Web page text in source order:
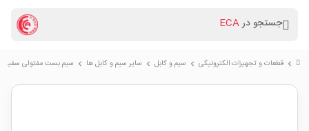
جستجو درECA
chevron_right قطعات و تجهیزات الکترونیکی chevron_right سیم و کابل chevron_right سایر سیم و کابل ها chevron_right سیم بست مفتولی سفید حلقه